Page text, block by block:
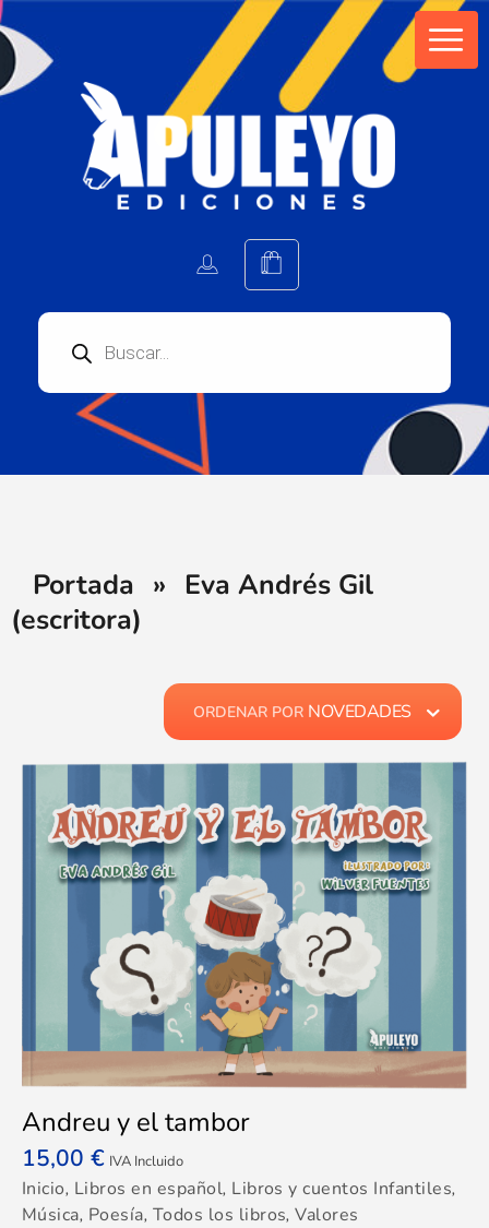
Portada » Eva Andrés Gil
(escritora)
ORDENAR POR NOVEDADES
Andreu y el tambor
15,00 € IVA Incluido
Inicio, Libros en español, Libros y cuentos Infantiles,
Música, Poesía, Todos los libros,Valores